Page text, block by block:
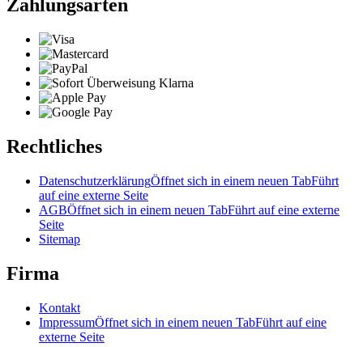
Zahlungsarten
Rechtliches
DatenschutzerklärungÖffnet sich in einem neuen TabFührt
auf eine externe Seite
AGBÖffnet sich in einem neuen TabFührt auf eine externe
Seite
Sitemap
Firma
Kontakt
ImpressumÖffnet sich in einem neuen TabFührt auf eine
externe Seite